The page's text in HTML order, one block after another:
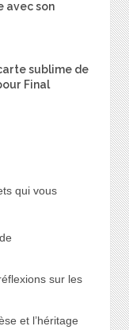
avec son
sublime de
Final
qui vous
sur les
et l’héritage